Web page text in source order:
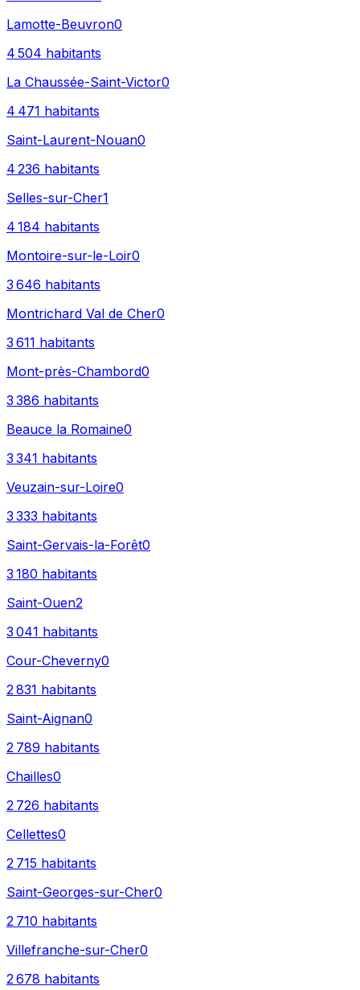
Lamotte-Beuvron0
4 504 habitants
La Chaussée-Saint-Victor0
4 471 habitants
Saint-Laurent-Nouan0
4 236 habitants
Selles-sur-Cher1
4 184 habitants
Montoire-sur-le-Loir0
3 646 habitants
Montrichard Val de Cher0
3 611 habitants
Mont-près-Chambord0
3 386 habitants
Beauce la Romaine0
3 341 habitants
Veuzain-sur-Loire0
3 333 habitants
Saint-Gervais-la-Forêt0
3 180 habitants
Saint-Ouen2
3 041 habitants
Cour-Cheverny0
2 831 habitants
Saint-Aignan0
2 789 habitants
Chailles0
2 726 habitants
Cellettes0
2 715 habitants
Saint-Georges-sur-Cher0
2 710 habitants
Villefranche-sur-Cher0
2 678 habitants